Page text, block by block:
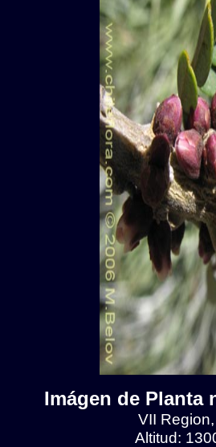
Imágen de Planta
VII
Altitud: